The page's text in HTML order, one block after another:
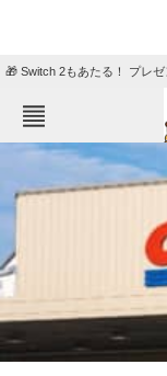
🎁 Switch 2もあたる！ プレ
ねとらぼメニュー
グルメ